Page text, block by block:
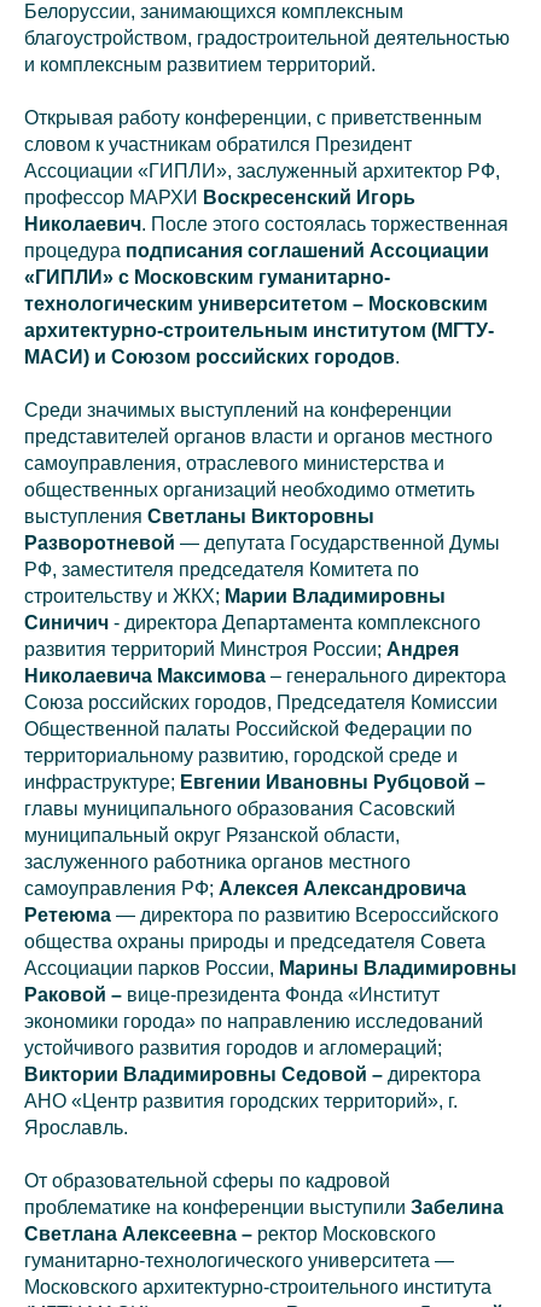
Белоруссии, занимающихся комплексным
благоустройством, градостроительной деятельностью
и комплексным развитием территорий.
Открывая работу конференции, с приветственным
словом к участникам обратился Президент
Ассоциации «ГИПЛИ», заслуженный архитектор РФ,
профессор МАРХИ Воскресенский Игорь
Николаевич. После этого состоялась торжественная
процедура подписания соглашений Ассоциации
«ГИПЛИ» с Московским гуманитарно-
технологическим университетом – Московским
архитектурно-строительным институтом (МГТУ-
МАСИ) и Союзом российских городов.
Среди значимых выступлений на конференции
представителей органов власти и органов местного
самоуправления, отраслевого министерства и
общественных организаций необходимо отметить
выступления Светланы Викторовны
Разворотневой — депутата Государственной Думы
РФ, заместителя председателя Комитета по
строительству и ЖКХ; Марии Владимировны
Синичич - директора Департамента комплексного
развития территорий Минстроя России; Андрея
Николаевича Максимова – генерального директора
Союза российских городов, Председателя Комиссии
Общественной палаты Российской Федерации по
территориальному развитию, городской среде и
инфраструктуре; Евгении Ивановны Рубцовой –
главы муниципального образования Сасовский
муниципальный округ Рязанской области,
заслуженного работника органов местного
самоуправления РФ; Алексея Александровича
Ретеюма — директора по развитию Всероссийского
общества охраны природы и председателя Совета
Ассоциации парков России, Марины Владимировны
Раковой – вице-президента Фонда «Институт
экономики города» по направлению исследований
устойчивого развития городов и агломераций;
Виктории Владимировны Седовой – директора
АНО «Центр развития городских территорий», г.
Ярославль.
От образовательной сферы по кадровой
проблематике на конференции выступили Забелина
Светлана Алексеевна – ректор Московского
гуманитарно-технологического университета —
Московского архитектурно-строительного института